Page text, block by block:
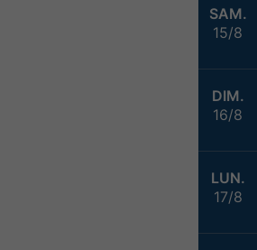
SAM.
15/8
DIM.
16/8
LUN.
17/8